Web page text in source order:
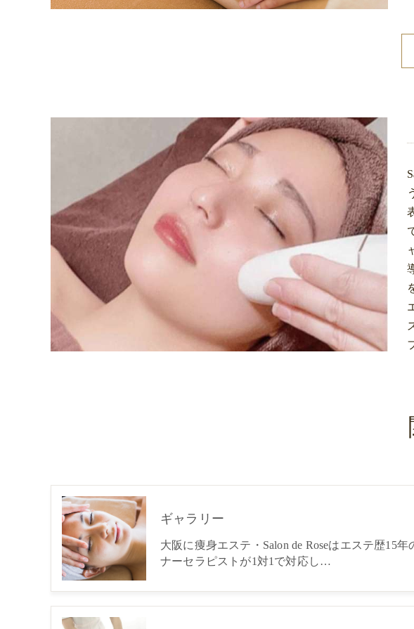
ギャラリー
大阪に痩身エステ・Salon de Roseはエステ歴15年
ナーセラピストが1対1で対応し…